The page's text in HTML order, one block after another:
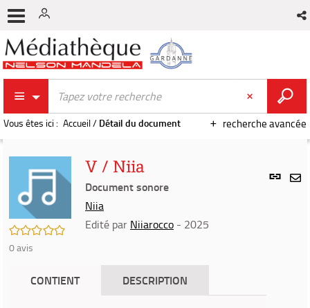
recherche avancée
Vous êtes ici : Accueil/ Détail du document
Lien
/5
0avis
V / Niia
Document sonore
Niia
Edité par Niiarocco - 2025
CONTIENT DESCRIPTION